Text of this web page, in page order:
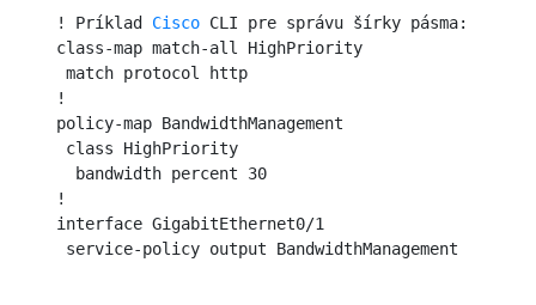
    ! Príklad
Cisco CLI pre správu šírky pásma:
    class-map match-all HighPriority
     match protocol http
    !
    policy-map BandwidthManagement
     class HighPriority
      bandwidth percent 30
    !
    interface GigabitEthernet0/1
     service-policy output BandwidthManagement